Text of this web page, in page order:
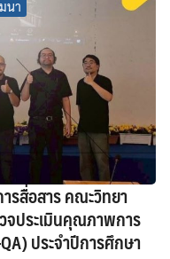
นา
ารสื่อสาร คณะวิทยา
จประเมินคุณภาพการ
ประจำปีการศึกษา